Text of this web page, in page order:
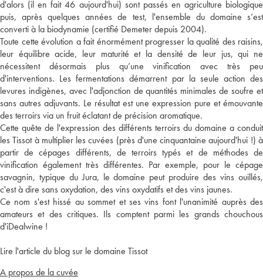
d'alors (il en fait 46 aujourd'hui) sont passés en agriculture biologique
puis, après quelques années de test, l'ensemble du domaine s’est
converti à la biodynamie (certifié Demeter depuis 2004).
Toute cette évolution a fait énormément progresser la qualité des raisins,
leur équilibre acide, leur maturité et la densité de leur jus, qui ne
nécessitent désormais plus qu’une vinification avec très peu
d'interventions. Les fermentations démarrent par la seule action des
levures indigènes, avec l'adjonction de quantités minimales de soufre et
sans autres adjuvants. Le résultat est une expression pure et émouvante
des terroirs via un fruit éclatant de précision aromatique.
Cette quête de l'expression des différents terroirs du domaine a conduit
les Tissot à multiplier les cuvées (près d'une cinquantaine aujourd'hui !) à
partir de cépages différents, de terroirs typés et de méthodes de
vinification également très différentes. Par exemple, pour le cépage
savagnin, typique du Jura, le domaine peut produire des vins ouillés,
c'est à dire sans oxydation, des vins oxydatifs et des vins jaunes.
Ce nom s'est hissé au sommet et ses vins font l'unanimité auprès des
amateurs et des critiques. Ils comptent parmi les grands chouchous
d'iDealwine !
Lire l'article du blog sur le domaine Tissot
A propos de la cuvée